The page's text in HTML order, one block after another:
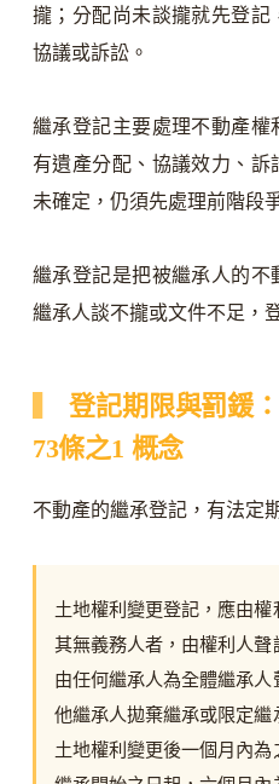
攏；分配尚未談攏就先登記
協議或訴訟。
繼承登記主要處理不動產
有遺產分配、協議效力、
未確定，仍須先處理前階段
繼承登記是把被繼承人的
繼承人談不攏或文件不足，
登記期限與罰鍰
73條之1 概念
不動產的繼承登記，有法定
土地權利變更登記，應由權
其無義務人者，由權利人
由任何繼承人為全體繼承
他繼承人拋棄繼承或限定
土地權利變更後一個月內